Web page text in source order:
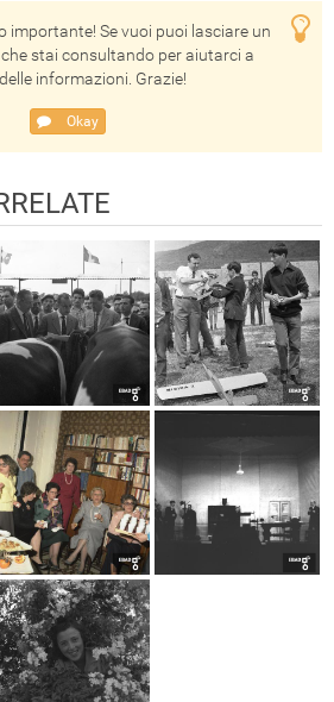
importante! Se vuoi puoi lasciare un
stai consultando per aiutarci a
informazioni. Grazie!
Okay